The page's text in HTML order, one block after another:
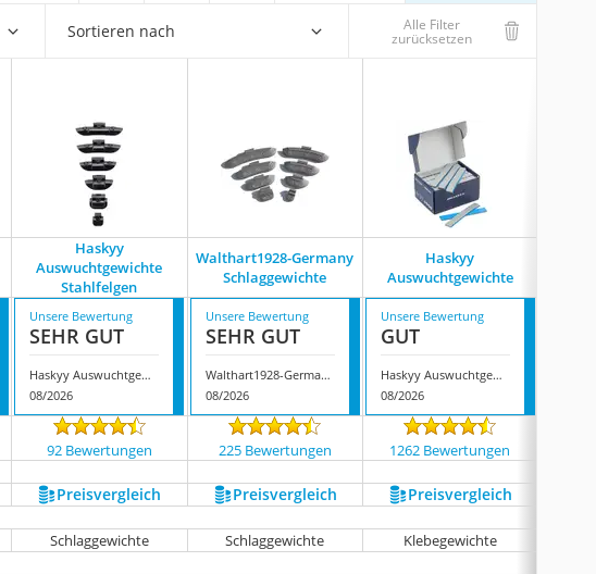
Sortieren nach Alle Filter
zurücksetzen
Haskyy
Auswuchtgewichte
Stahlfelgen
Walthart1928-Germany
Schlaggewichte
Haskyy
Auswuchtgewichte
Unsere Bewertung
SEHR GUT
Haskyy Auswuchtgewichte Stahlfelgen
08/2026
Unsere Bewertung
SEHR GUT
Walthart1928-Germany Schlaggewichte
08/2026
Unsere Bewertung
GUT
Haskyy Auswuchtgewichte
08/2026
92 Bewertungen 225 Bewertungen 1262 Bewertungen
Preis­vergleich Preis­vergleich Preis­vergleich
Schlaggewichte Schlaggewichte Klebegewichte